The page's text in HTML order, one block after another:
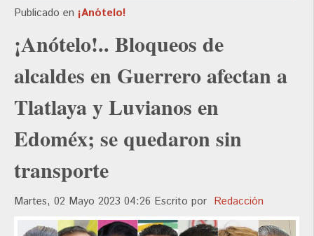
Publicado en ¡Anótelo!
¡Anótelo!.. Bloqueos de
alcaldes en Guerrero afectan a
Tlatlaya y Luvianos en
Edoméx; se quedaron sin
transporte
Martes, 02 Mayo 2023 04:26 Escrito por Redacción